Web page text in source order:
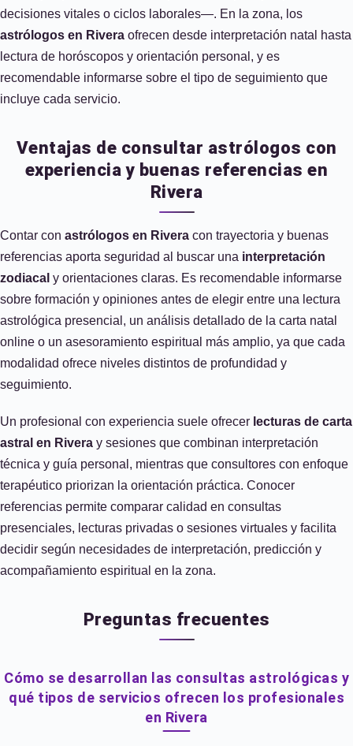
decisiones vitales o ciclos laborales—. En la zona, los
astrólogos en Rivera ofrecen desde interpretación natal hasta
lectura de horóscopos y orientación personal, y es
recomendable informarse sobre el tipo de seguimiento que
incluye cada servicio.
Ventajas de consultar astrólogos con
experiencia y buenas referencias en
Rivera
Contar con astrólogos en Rivera con trayectoria y buenas
referencias aporta seguridad al buscar una interpretación
zodiacal y orientaciones claras. Es recomendable informarse
sobre formación y opiniones antes de elegir entre una lectura
astrológica presencial, un análisis detallado de la carta natal
online o un asesoramiento espiritual más amplio, ya que cada
modalidad ofrece niveles distintos de profundidad y
seguimiento.
Un profesional con experiencia suele ofrecer lecturas de carta
astral en Rivera y sesiones que combinan interpretación
técnica y guía personal, mientras que consultores con enfoque
terapéutico priorizan la orientación práctica. Conocer
referencias permite comparar calidad en consultas
presenciales, lecturas privadas o sesiones virtuales y facilita
decidir según necesidades de interpretación, predicción y
acompañamiento espiritual en la zona.
Preguntas frecuentes
Cómo se desarrollan las consultas astrológicas y
qué tipos de servicios ofrecen los profesionales
en Rivera